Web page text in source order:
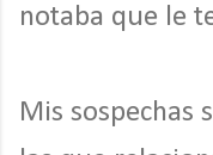
notaba que le
Mis sospechas